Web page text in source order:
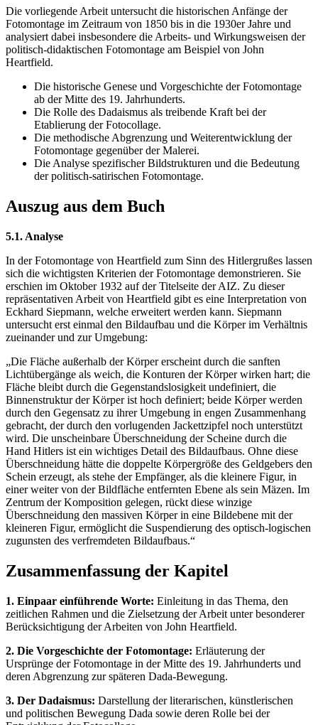
Die vorliegende Arbeit untersucht die historischen Anfänge der
Fotomontage im Zeitraum von 1850 bis in die 1930er Jahre und
analysiert dabei insbesondere die Arbeits- und Wirkungsweisen der
politisch-didaktischen Fotomontage am Beispiel von John
Heartfield.
Die historische Genese und Vorgeschichte der Fotomontage
ab der Mitte des 19. Jahrhunderts.
Die Rolle des Dadaismus als treibende Kraft bei der
Etablierung der Fotocollage.
Die methodische Abgrenzung und Weiterentwicklung der
Fotomontage gegenüber der Malerei.
Die Analyse spezifischer Bildstrukturen und die Bedeutung
der politisch-satirischen Fotomontage.
Auszug aus dem Buch
5.1. Analyse
In der Fotomontage von Heartfield zum Sinn des Hitlergrußes lassen
sich die wichtigsten Kriterien der Fotomontage demonstrieren. Sie
erschien im Oktober 1932 auf der Titelseite der AIZ. Zu dieser
repräsentativen Arbeit von Heartfield gibt es eine Interpretation von
Eckhard Siepmann, welche erweitert werden kann. Siepmann
untersucht erst einmal den Bildaufbau und die Körper im Verhältnis
zueinander und zur Umgebung:
„Die Fläche außerhalb der Körper erscheint durch die sanften
Lichtübergänge als weich, die Konturen der Körper wirken hart; die
Fläche bleibt durch die Gegenstandslosigkeit undefiniert, die
Binnenstruktur der Körper ist hoch definiert; beide Körper werden
durch den Gegensatz zu ihrer Umgebung in engen Zusammenhang
gebracht, der durch den vorlugenden Jackettzipfel noch unterstützt
wird. Die unscheinbare Überschneidung der Scheine durch die
Hand Hitlers ist ein wichtiges Detail des Bildaufbaus. Ohne diese
Überschneidung hätte die doppelte Körpergröße des Geldgebers den
Schein erzeugt, als stehe der Empfänger, als die kleinere Figur, in
einer weiter von der Bildfläche entfernten Ebene als sein Mäzen. Im
Zentrum der Komposition gelegen, rückt diese winzige
Überschneidung den massiven Körper in eine Bildebene mit der
kleineren Figur, ermöglicht die Suspendierung des optisch-logischen
zugunsten des verfremdeten Bildaufbaus.“
Zusammenfassung der Kapitel
1. Einpaar einführende Worte: Einleitung in das Thema, den
zeitlichen Rahmen und die Zielsetzung der Arbeit unter besonderer
Berücksichtigung der Arbeiten von John Heartfield.
2. Die Vorgeschichte der Fotomontage: Erläuterung der
Ursprünge der Fotomontage in der Mitte des 19. Jahrhunderts und
deren Abgrenzung zur späteren Dada-Bewegung.
3. Der Dadaismus: Darstellung der literarischen, künstlerischen
und politischen Bewegung Dada sowie deren Rolle bei der